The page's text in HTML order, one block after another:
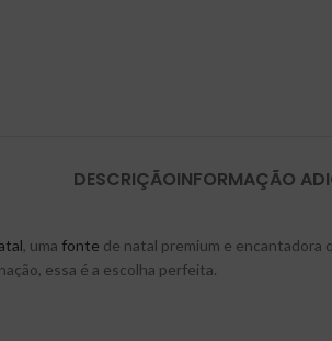
DESCRIÇÃOINFORMAÇÃO
, uma fonte de natal premium e encantadora
essa é a escolha perfeita.